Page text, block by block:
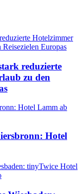
reduzierte
zu den
Hotel